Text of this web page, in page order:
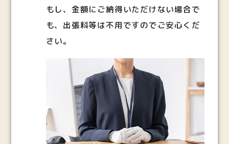
もし、金額にご納得いただけない場合で
も、出張料等は不用ですのでご安心くだ
さい。